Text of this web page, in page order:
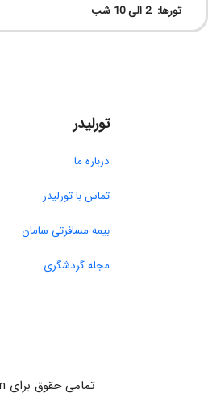
تورها: 2 الی 10 شب
تورلیدر
درباره ما​
تماس با تورلیدر​
بیمه مسافرتی سامان
مجله گردشگری